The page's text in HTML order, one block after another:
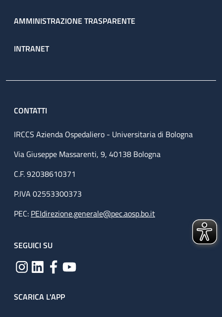
AMMINISTRAZIONE TRASPARENTE
INTRANET
CONTATTI
IRCCS Azienda Ospedaliero - Universitaria di Bologna
Via Giuseppe Massarenti, 9, 40138 Bologna
C.F. 92038610371
P.IVA 02553300373
PEC: PEIdirezione.generale@pec.aosp.bo.it
SEGUICI SU
SCARICA L'APP